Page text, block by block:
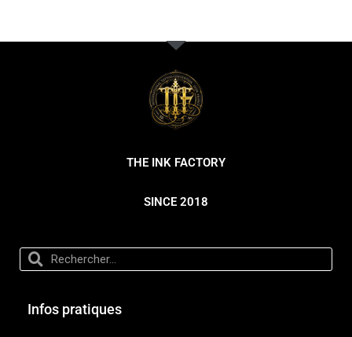
THE INK FACTORY
SINCE 2018
Infos pratiques